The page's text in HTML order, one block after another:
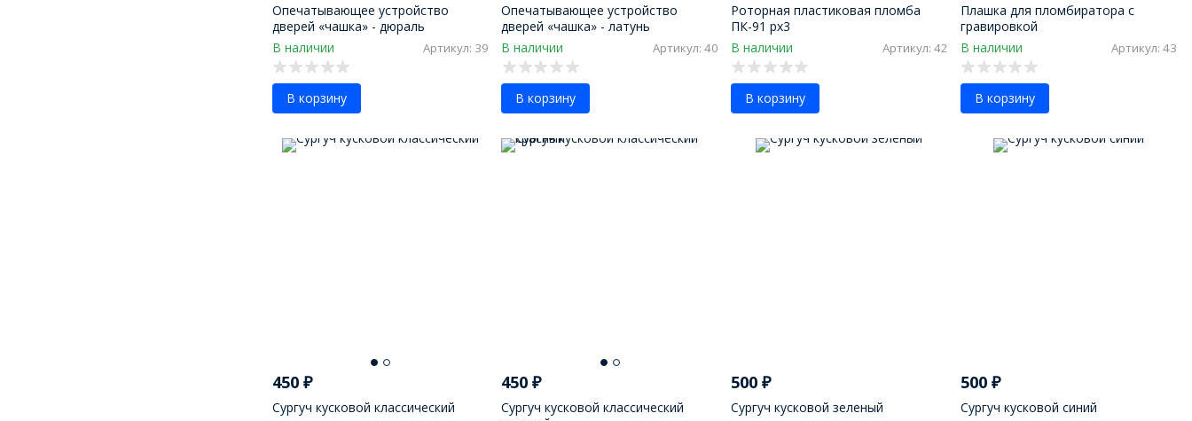
Опечатывающее устройство
дверей «чашка» - дюраль
В наличии
Артикул: 39
В корзину
Опечатывающее устройство
дверей «чашка» - латунь
В наличии
Артикул: 40
В корзину
Роторная пластиковая пломба
ПК-91 рх3
В наличии
Артикул: 42
В корзину
Плашка для пломбиратора с
гравировкой
В наличии
Артикул: 43
В корзину
450 ₽
Сургуч кусковой классический
450₽
Сургуч кусковой классический
500 ₽
Сургуч кусковой зеленый
500 ₽
Сургуч кусковой синий